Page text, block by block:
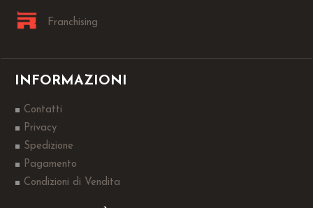
Franchising
INFORMAZIONI
Contatti
Privacy
Spedizione
Pagamento
Condizioni di Vendita